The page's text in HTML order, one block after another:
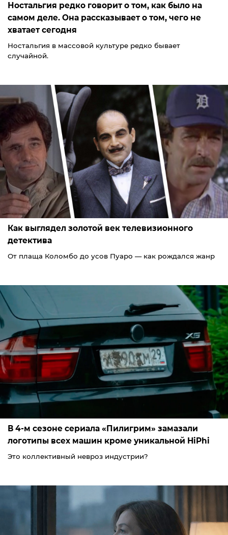
Ностальгия редко говорит о том, как было на
самом деле. Она рассказывает о том, чего не
хватает сегодня
Ностальгия в массовой культуре редко бывает
случайной.
Как выглядел золотой век телевизионного
детектива
От плаща Коломбо до усов Пуаро — как рождался жанр
В 4-м сезоне сериала «Пилигрим» замазали
логотипы всех машин кроме уникальной HiPhi
Это коллективный невроз индустрии?